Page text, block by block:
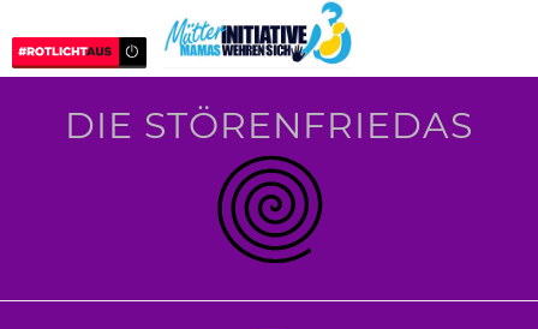
DIE STÖRENFRIEDAS